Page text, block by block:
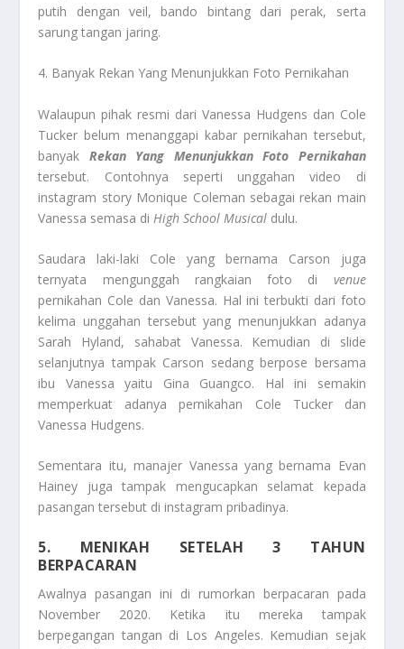
putih dengan veil, bando bintang dari perak, serta
sarung tangan jaring.
4. Banyak Rekan Yang Menunjukkan Foto Pernikahan
Walaupun pihak resmi dari Vanessa Hudgens dan Cole
Tucker belum menanggapi kabar pernikahan tersebut,
banyak Rekan Yang Menunjukkan Foto Pernikahan
tersebut. Contohnya seperti unggahan video di
instagram story Monique Coleman sebagai rekan main
Vanessa semasa di High School Musical dulu.
Saudara laki-laki Cole yang bernama Carson juga
ternyata mengunggah rangkaian foto di venue
pernikahan Cole dan Vanessa. Hal ini terbukti dari foto
kelima unggahan tersebut yang menunjukkan adanya
Sarah Hyland, sahabat Vanessa. Kemudian di slide
selanjutnya tampak Carson sedang berpose bersama
ibu Vanessa yaitu Gina Guangco. Hal ini semakin
memperkuat adanya pernikahan Cole Tucker dan
Vanessa Hudgens.
Sementara itu, manajer Vanessa yang bernama Evan
Hainey juga tampak mengucapkan selamat kepada
pasangan tersebut di instagram pribadinya.
5. MENIKAH SETELAH 3 TAHUN
BERPACARAN
Awalnya pasangan ini di rumorkan berpacaran pada
November 2020. Ketika itu mereka tampak
berpegangan tangan di Los Angeles. Kemudian sejak